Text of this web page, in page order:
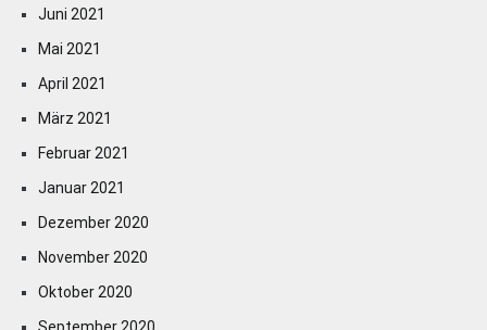
Juni 2021
Mai 2021
April 2021
März 2021
Februar 2021
Januar 2021
Dezember 2020
November 2020
Oktober 2020